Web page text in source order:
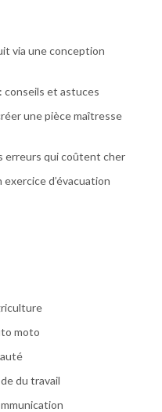
via une conception
conseils et astuces
une pièce maîtresse
erreurs qui coûtent cher
d’évacuation
moto
du travail